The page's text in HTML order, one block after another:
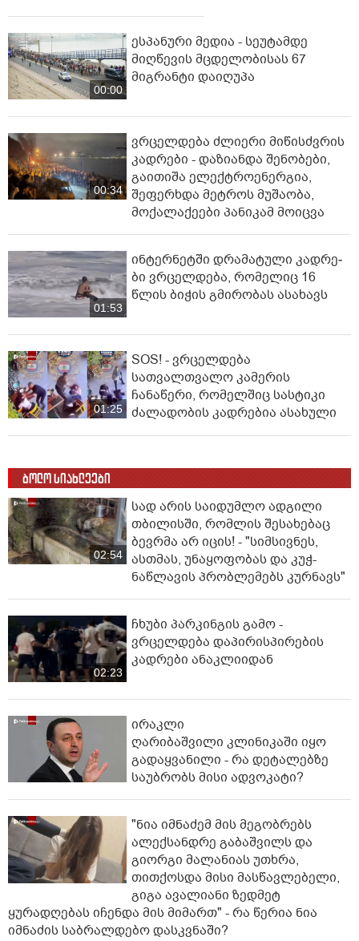
00:00
ესპანური მედია - სეუტამდე
მიღწევის მცდელობისას 67
მიგრანტი დაიღუპა
00:34
ვრცელდება ძლიერი მიწისძვრის
კადრები - დაზიანდა შენობები,
გაითიშა ელექტროენერგია,
შეფერხდა მეტროს მუშაობა,
მოქალაქეები პანიკამ მოიცვა
01:53
ინ­ტერ­ნეტ­ში დრა­მა­ტუ­ლი კად­რე­
ბი ვრცელდება, რომელიც 16
წლის ბიჭის გმირობას ასახავს
01:25
SOS! - ვრცელდება
სათვალთვალო კამერის
ჩანაწერი, რომელშიც სასტიკი
ძალადობის კადრებია ასახული
ბოლო სიახლეები
02:54
სად არის საიდუმლო ადგილი
თბილისში, რომლის შესახებაც
ბევრმა არ იცის! - "სიმსივნეს,
ასთმას, უნაყოფობას და კუჭ-
ნაწლავის პრობლემებს კურნავს"
02:23
ჩხუბი პარკინგის გამო -
ვრცელდება დაპირისპირების
კადრები ანაკლიიდან
ირაკლი
ღარიბაშვილი კლინიკაში იყო
გადაყვანილი - რა დეტალებზე
საუბრობს მისი ადვოკატი?
"ნია იმნაძემ მის მეგობრებს
ალექსანდრე გაბაშვილს და
გიორგი მალანიას უთხრა,
თითქოსდა მისი მასწავლებელი,
გიგა ავალიანი ზედმეტ
ყურადღებას იჩენდა მის მიმართ" - რა წერია ნია
იმნაძის საბრალდებო დასკვნაში?